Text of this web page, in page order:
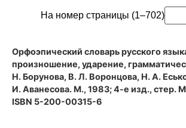
АванесоваНа номер страницы (1–702)
Орфоэпический словарь русского
произношение, ударение,
Н. Борунова, В. Л. Воронцова, Н. А.
И. Аванесова. М., 1983; 4-е изд., стер.
ISBN 5-200-00315-6